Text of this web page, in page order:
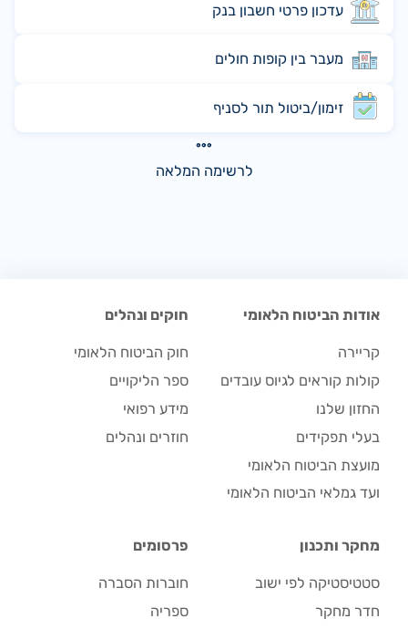
עדכון פרטי חשבון בנק
מעבר בין קופות חולים
זימון/ביטול תור לסניף
לרשימה המלאה
אודות הביטוח הלאומי
קריירה
קולות קוראים לגיוס עובדים
החזון שלנו
בעלי תפקידים
מועצת הביטוח הלאומי
ועד גמלאי הביטוח הלאומי
חוקים ונהלים
חוק הביטוח הלאומי
ספר הליקויים
מידע רפואי
חוזרים ונהלים
מחקר ותכנון
סטטיסטיקה לפי ישוב
חדר מחקר
פרסומים
חוברות הסברה
ספריה